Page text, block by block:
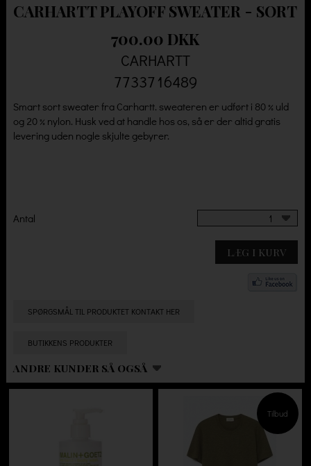
CARHARTT PLAYOFF SWEATER - SORT
700.00 DKK
CARHARTT
7733716489
Smart sort sweater fra Carhartt. sweateren er udført i 80 % uld
og 20 % nylon. Husk ved at handle hos os, så er der altid gratis
levering uden nogle skjulte gebyrer.
Antal 1
LÆG I KURV
SPØRGSMÅL TIL PRODUKTET KONTAKT HER
BUTIKKENS PRODUKTER
ANDRE KUNDER SÅ OGSÅ
Tilbud